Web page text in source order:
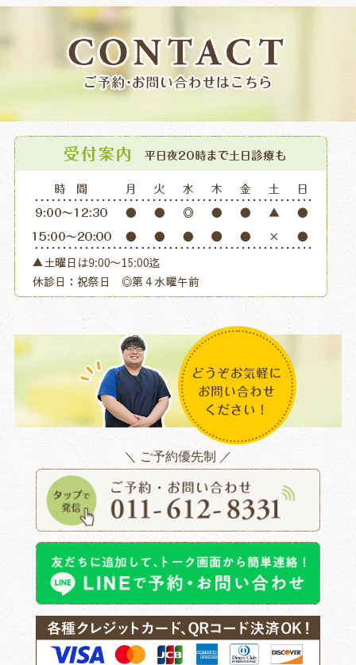
＼ ご予約優先制 ／